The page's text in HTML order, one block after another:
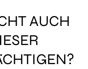
AUCH